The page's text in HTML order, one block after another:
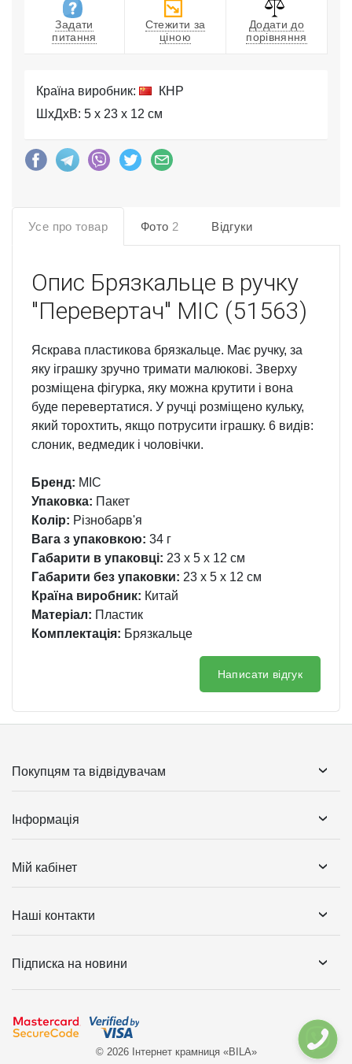
Задати
питання
Стежити за
ціною
Додати до
порівняння
Країна виробник:
КНР
ШхДхВ: 5 x 23 x 12 см
Усе про товар Фото 2 Відгуки
Опис Брязкальце в ручку
"Перевертач" MIC (51563)
Яскрава пластикова брязкальце. Має ручку, за
яку іграшку зручно тримати малюкові. Зверху
розміщена фігурка, яку можна крутити і вона
буде перевертатися. У ручці розміщено кульку,
який торохтить, якщо потрусити іграшку. 6 видів:
слоник, ведмедик і чоловічки.
Бренд: MIC
Упаковка: Пакет
Колір: Різнобарв'я
Вага з упаковкою: 34 г
Габарити в упаковці: 23 x 5 x 12 см
Габарити без упаковки: 23 x 5 x 12 см
Країна виробник: Китай
Матеріал: Пластик
Комплектація: Брязкальце
Написати відгук
Покупцям та відвідувачам
Інформація
Мій кабінет
Наші контакти
Підписка на новини
© 2026 Інтернет крамниця «BILA»